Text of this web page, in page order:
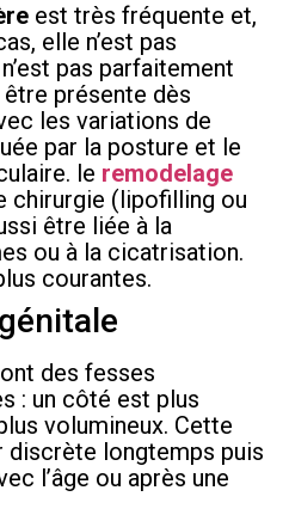
est très fréquente et,
elle n’est pas
pas parfaitement
présente dès
les variations de
par la posture et le
le remodelage
chirurgie (lipofilling ou
être liée à la
ou à la cicatrisation.
courantes.
des fesses
: un côté est plus
volumineux. Cette
discrète longtemps puis
l’âge ou après une